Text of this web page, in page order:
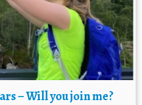
– Will you join me?